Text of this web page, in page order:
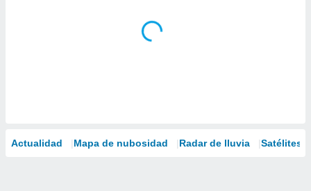
Actualidad Mapa de nubosidad Radar de lluvia Satélites